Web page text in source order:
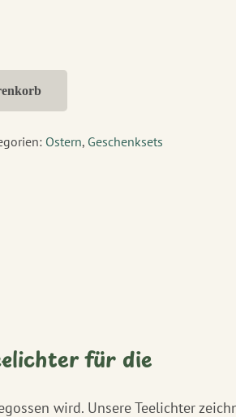
Ostern, Geschenksets
für die
wird. Unsere Teelichter